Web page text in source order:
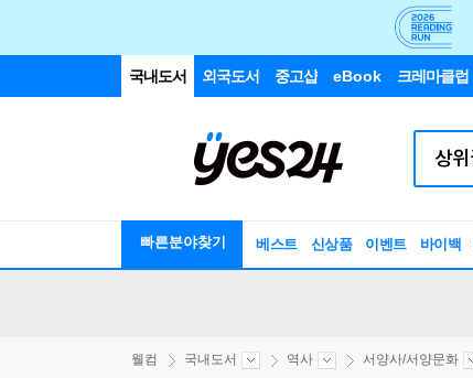
국내도서 외국도서 중고샵 eBook 크레마클럽
빠른분야찾기 베스트 신상품 이벤트 바이백
웰컴 국내도서 역사 서양사/서양문화